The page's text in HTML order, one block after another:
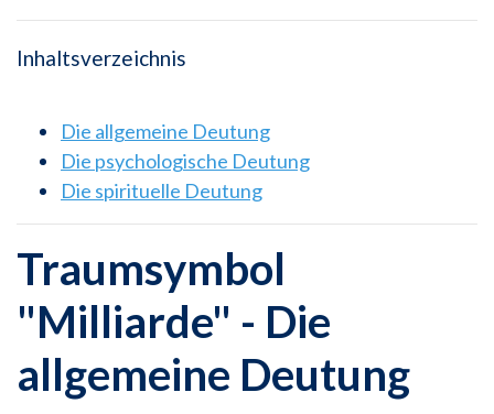
Inhaltsverzeichnis
Die allgemeine Deutung
Die psychologische Deutung
Die spirituelle Deutung
Traumsymbol
"Milliarde" - Die
allgemeine Deutung